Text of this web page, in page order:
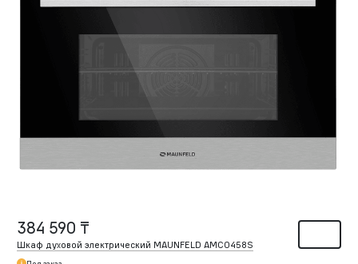
384 590 ₸
Шкаф духовой электрический MAUNFELD AMCO458S